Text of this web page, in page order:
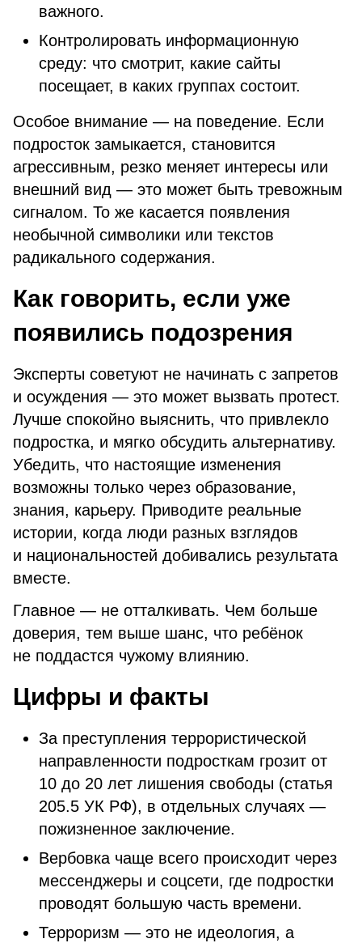
важного.
Контролировать информационную
среду: что смотрит, какие сайты
посещает, в каких группах состоит.
Особое внимание — на поведение. Если
подросток замыкается, становится
агрессивным, резко меняет интересы или
внешний вид — это может быть тревожным
сигналом. То же касается появления
необычной символики или текстов
радикального содержания.
Как говорить, если уже
появились подозрения
Эксперты советуют не начинать с запретов
и осуждения — это может вызвать протест.
Лучше спокойно выяснить, что привлекло
подростка, и мягко обсудить альтернативу.
Убедить, что настоящие изменения
возможны только через образование,
знания, карьеру. Приводите реальные
истории, когда люди разных взглядов
и национальностей добивались результата
вместе.
Главное — не отталкивать. Чем больше
доверия, тем выше шанс, что ребёнок
не поддастся чужому влиянию.
Цифры и факты
За преступления террористической
направленности подросткам грозит от
10 до 20 лет лишения свободы (статья
205.5 УК РФ), в отдельных случаях —
пожизненное заключение.
Вербовка чаще всего происходит через
мессенджеры и соцсети, где подростки
проводят большую часть времени.
Терроризм — это не идеология, а